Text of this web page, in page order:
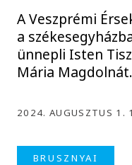
A Veszprémi
a
ünnepli Isten
Mária Magdolnát.
2024. AUGUSZTUS 1.
BRUSZNYAI